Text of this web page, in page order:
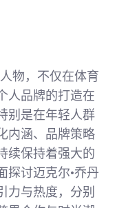
物，不仅在体育
人品牌的打造在
别是在年轻人群
内涵、品牌策略
续保持着强大的
探讨迈克尔·乔丹
力与热度，分别